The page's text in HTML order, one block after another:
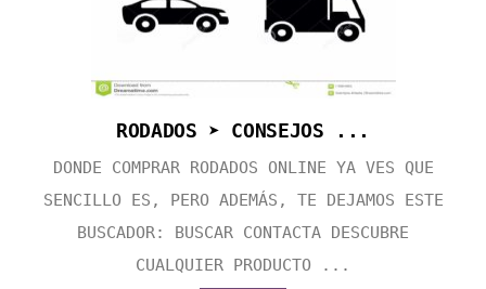
RODADOS ➤ CONSEJOS ...
DONDE COMPRAR RODADOS ONLINE YA VES QUE
SENCILLO ES, PERO ADEMÁS, TE DEJAMOS ESTE
BUSCADOR: BUSCAR CONTACTA DESCUBRE
CUALQUIER PRODUCTO ...